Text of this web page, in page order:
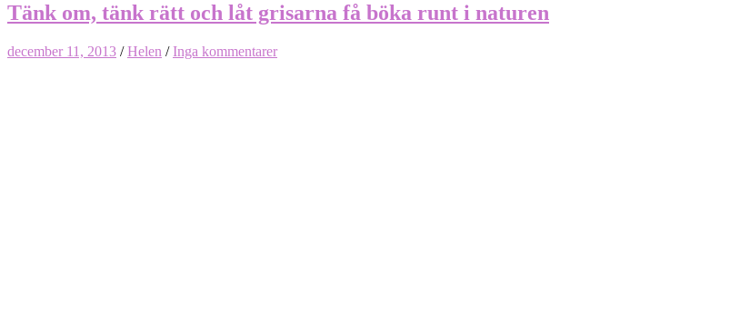
Tänk om, tänk rätt och låt grisarna få böka runt i naturen
december 11, 2013 /Helen /Inga kommentarer